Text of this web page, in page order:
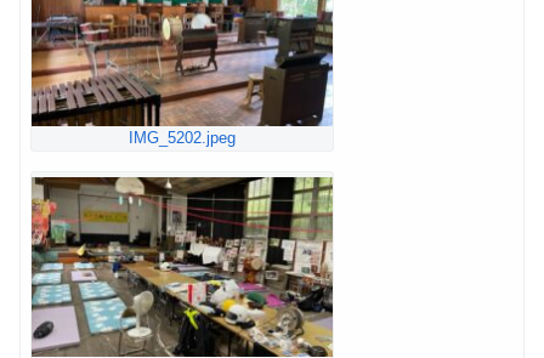
IMG_5202.jpeg